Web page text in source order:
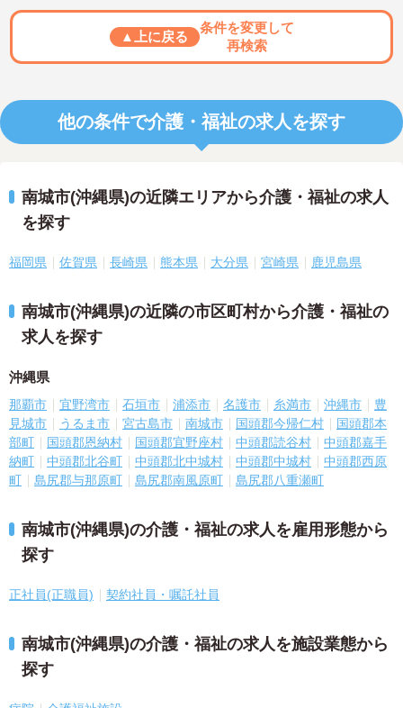
▲上に戻る
条件を変更して
再検索
他の条件で介護・福祉の求人を探す
南城市(沖縄県)の近隣エリアから介護・福祉の求人
を探す
福岡県 佐賀県 長崎県 熊本県 大分県 宮崎県 鹿児島県
南城市(沖縄県)の近隣の市区町村から介護・福祉の
求人を探す
沖縄県
那覇市 宜野湾市 石垣市 浦添市 名護市 糸満市 沖縄市
豊
見城市
うるま市 宮古島市 南城市 国頭郡今帰仁村
国頭郡本
部町
国頭郡恩納村 国頭郡宜野座村 中頭郡読谷村
中頭郡嘉手
納町
中頭郡北谷町 中頭郡北中城村 中頭郡中城村
中頭郡西原
町
島尻郡与那原町 島尻郡南風原町 島尻郡八重瀬町
南城市(沖縄県)の介護・福祉の求人を雇用形態から
探す
正社員(正職員) 契約社員・嘱託社員
南城市(沖縄県)の介護・福祉の求人を施設業態から
探す